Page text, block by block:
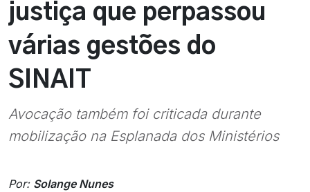
justiça que perpassou
várias gestões do
SINAIT
Avocação também foi criticada durante
mobilização na Esplanada dos Ministérios
Por: Solange Nunes